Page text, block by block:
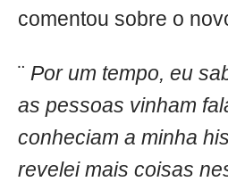
comentou sobre o
¨ Por um tempo, eu
as pessoas vinham
conheciam a minha
revelei mais coisas